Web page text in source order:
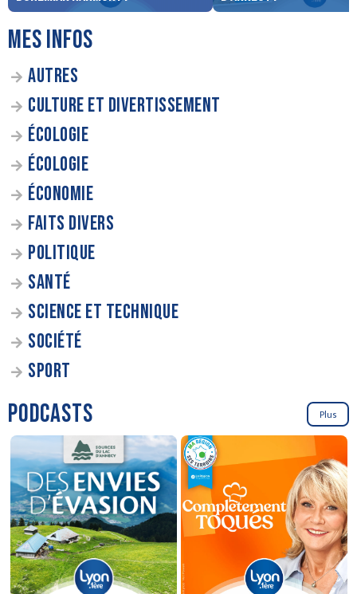
MES INFOS
AUTRES
CULTURE ET DIVERTISSEMENT
ÉCOLOGIE
ÉCOLOGIE
ÉCONOMIE
FAITS DIVERS
POLITIQUE
SANTÉ
SCIENCE ET TECHNIQUE
SOCIÉTÉ
SPORT
PODCASTS Plus